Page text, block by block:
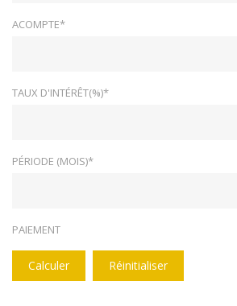
ACOMPTE*
TAUX D'INTÉRÊT(%)*
PÉRIODE (MOIS)*
PAIEMENT
Calculer Réinitialiser